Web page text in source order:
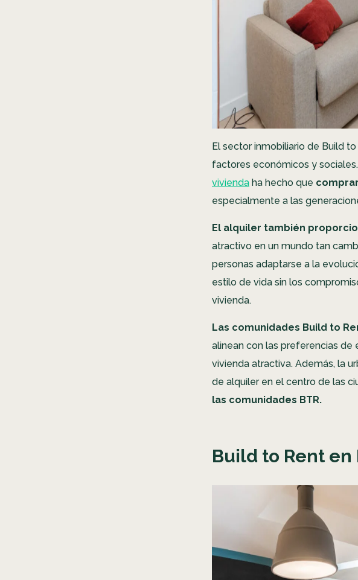
El sector inmobiliario de Build
factores económicos y sociales.
vivienda ha hecho que
especialmente a las
El alquiler también
atractivo en un mundo tan
personas adaptarse a la
estilo de vida sin los
vivienda.
Las comunidades Build to
alinean con las preferencias de
vivienda atractiva. Además, la
de alquiler en el centro de las
las comunidades BTR.
Build to Rent en